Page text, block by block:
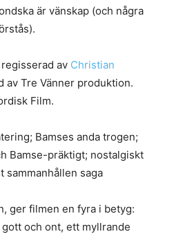
är vänskap (och några
av Christian
av Tre Vänner produktion.
Film.
Bamses anda trogen;
Bamse-präktigt; nostalgiskt
sammanhållen saga
ger filmen en fyra i betyg:
och ont, ett myllrande